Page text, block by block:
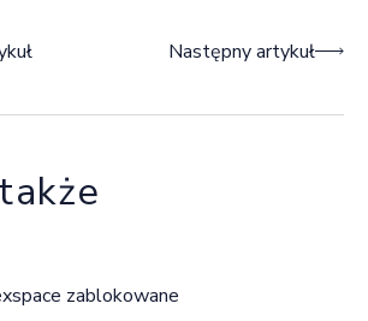
Następny artykuł
zablokowane